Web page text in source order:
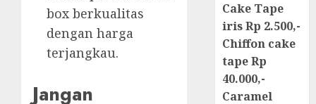
box berkualitas
dengan harga
terjangkau.
Jangan
Cake Tape
iris Rp 2.500,-
Chiffon cake
tape Rp
40.000,-
Caramel